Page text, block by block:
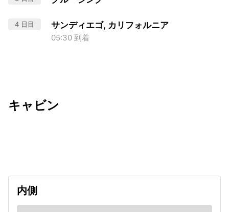
4 日目 サンディエゴ, カリフォルニア
05:30 到着
キャビン
内側